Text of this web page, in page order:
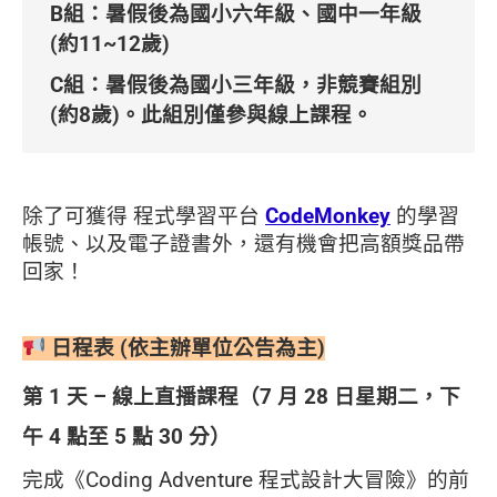
B組：暑假後為國小六年級、國中一年級
(約11~12歲)
C組：暑假後為國小三年級，非競賽組別
(約8歲)。 此組別僅參與線上課程 。
除了可獲得 程式學習平台 CodeMonkey 的學習
帳號、以及電子證書外，還有機會把高額獎品帶
回家！
日程表 (依主辦單位公告為主)
第 1 天 – 線上直播課程（7 月 28 日星期二，下
午 4 點至 5 點 30 分）
完成《Coding Adventure 程式設計大冒險》的前